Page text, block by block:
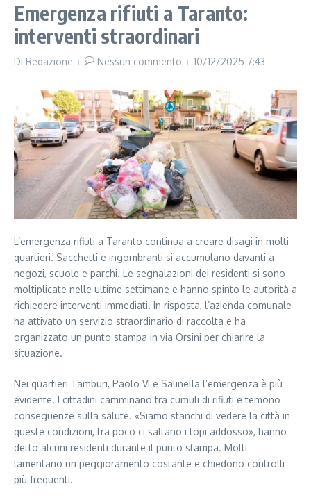
Emergenza rifiuti a Taranto:
interventi straordinari
Di Redazione Nessun commento 10/12/2025 7:43
L’emergenza rifiuti a Taranto continua a creare disagi in molti
quartieri. Sacchetti e ingombranti si accumulano davanti a
negozi, scuole e parchi. Le segnalazioni dei residenti si sono
moltiplicate nelle ultime settimane e hanno spinto le autorità a
richiedere interventi immediati. In risposta, l’azienda comunale
ha attivato un servizio straordinario di raccolta e ha
organizzato un punto stampa in via Orsini per chiarire la
situazione.
Nei quartieri Tamburi, Paolo VI e Salinella l’emergenza è più
evidente. I cittadini camminano tra cumuli di rifiuti e temono
conseguenze sulla salute. «Siamo stanchi di vedere la città in
queste condizioni, tra poco ci saltano i topi addosso», hanno
detto alcuni residenti durante il punto stampa. Molti
lamentano un peggioramento costante e chiedono controlli
più frequenti.